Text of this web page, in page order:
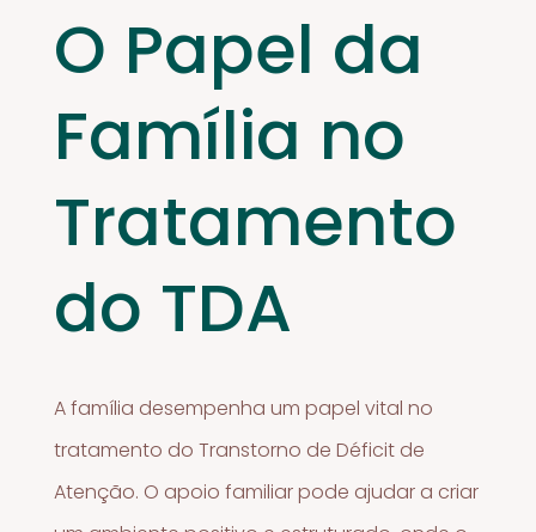
O Papel da
Família no
Tratamento
do TDA
A família desempenha um papel vital no
tratamento do Transtorno de Déficit de
Atenção. O apoio familiar pode ajudar a criar